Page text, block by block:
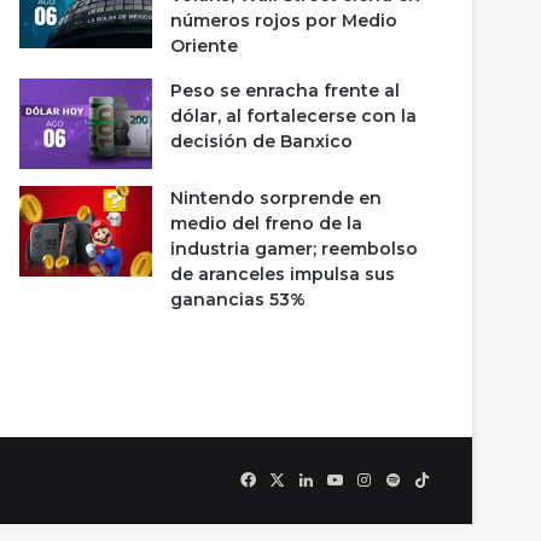
números rojos por Medio
Oriente
Peso se enracha frente al
dólar, al fortalecerse con la
decisión de Banxico
Nintendo sorprende en
medio del freno de la
industria gamer; reembolso
de aranceles impulsa sus
ganancias 53%
FacebookLinkedInYouTubeInstagram
SpotifyTikTok